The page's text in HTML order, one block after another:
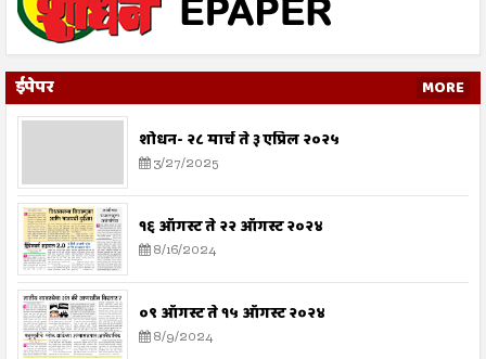
ईपेपर MORE
शोधन- २८ मार्च ते ३ एप्रिल २०२५
3/27/2025
१६ ऑगस्ट ते २२ ऑगस्ट २०२४
8/16/2024
०९ ऑगस्ट ते १५ ऑगस्ट २०२४
8/9/2024